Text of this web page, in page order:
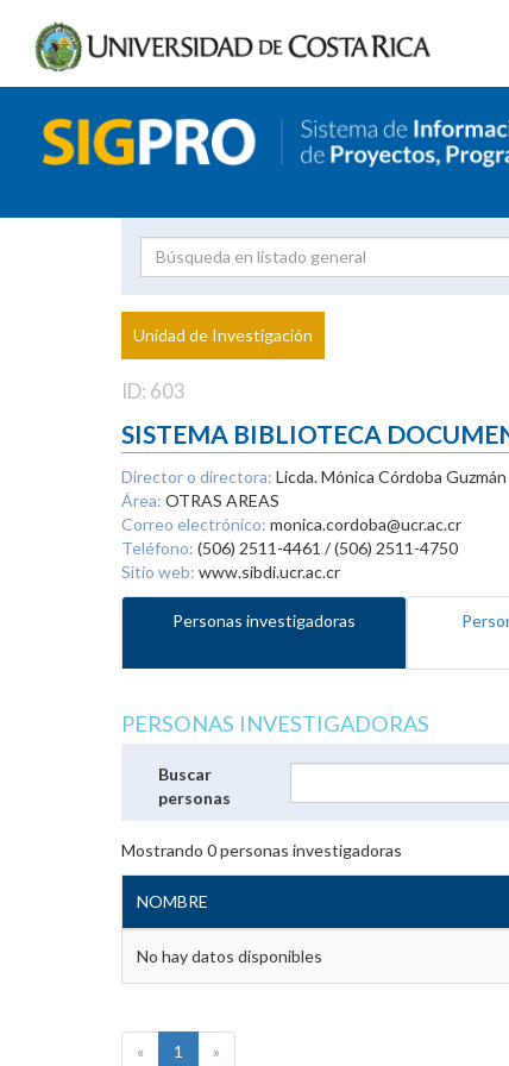
Proyecto
Investigador
Unidad de Investigación
ID: 603
SISTEMA BIBLIOTECA
Director o directora: Licda. Mónica Córdoba Guzmán
Área: OTRAS AREAS
Correo electrónico: monica.cordoba@ucr.ac.cr
Teléfono: (506) 2511-4461 / (506) 2511-4750
Sitio web: www.sibdi.ucr.ac.cr
Personas investigadoras
PERSONAS INVESTIGADORAS
Buscar
personas
Mostrando 0personas investigadoras
NOMBRE
No hay datos disponibles
« 1 »